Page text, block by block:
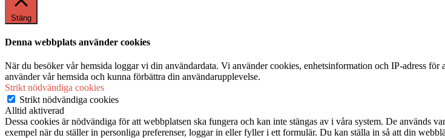
Stäng
Denna webbplats använder cookies
När du besöker vår hemsida loggar vi din användardata. Vi använder cookies, enhetsinformation och IP-adress
använder vår hemsida och kunna förbättra din användarupplevelse.
Strikt nödvändiga cookies
Strikt nödvändiga cookies
Alltid aktiverad
Dessa cookies är nödvändiga för att webbplatsen ska fungera och kan inte stängas av i våra system. De används
exempel när du ställer in personliga preferenser, loggar in eller fyller i ett formulär. Du kan ställa in så att din